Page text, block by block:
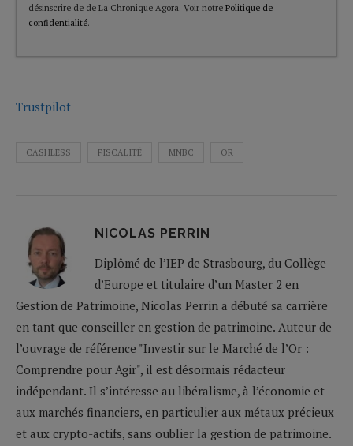
désinscrire de de La Chronique Agora. Voir notre Politique de
confidentialité.
Trustpilot
CASHLESS FISCALITÉ MNBC OR
NICOLAS PERRIN
Diplômé de l’IEP de Strasbourg, du Collège
d’Europe et titulaire d’un Master 2 en
Gestion de Patrimoine, Nicolas Perrin a débuté sa carrière
en tant que conseiller en gestion de patrimoine. Auteur de
l’ouvrage de référence "Investir sur le Marché de l’Or :
Comprendre pour Agir", il est désormais rédacteur
indépendant. Il s’intéresse au libéralisme, à l’économie et
aux marchés financiers, en particulier aux métaux précieux
et aux crypto-actifs, sans oublier la gestion de patrimoine.